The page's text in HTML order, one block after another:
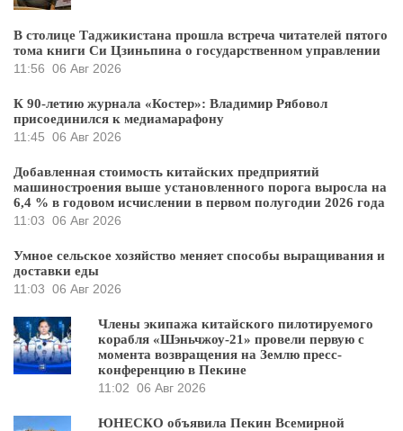
В столице Таджикистана прошла встреча читателей пятого
тома книги Си Цзиньпина о государственном управлении
11:56 06 Авг 2026
К 90-летию журнала «Костер»: Владимир Рябовол
присоединился к медиамарафону
11:45 06 Авг 2026
Добавленная стоимость китайских предприятий
машиностроения выше установленного порога выросла на
6,4 % в годовом исчислении в первом полугодии 2026 года
11:03 06 Авг 2026
Умное сельское хозяйство меняет способы выращивания и
доставки еды
11:03 06 Авг 2026
Члены экипажа китайского пилотируемого
корабля «Шэньчжоу-21» провели первую с
момента возвращения на Землю пресс-
конференцию в Пекине
11:02 06 Авг 2026
ЮНЕСКО объявила Пекин Всемирной